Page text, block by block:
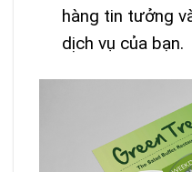
hàng tin tưởng
dịch vụ của bạn.